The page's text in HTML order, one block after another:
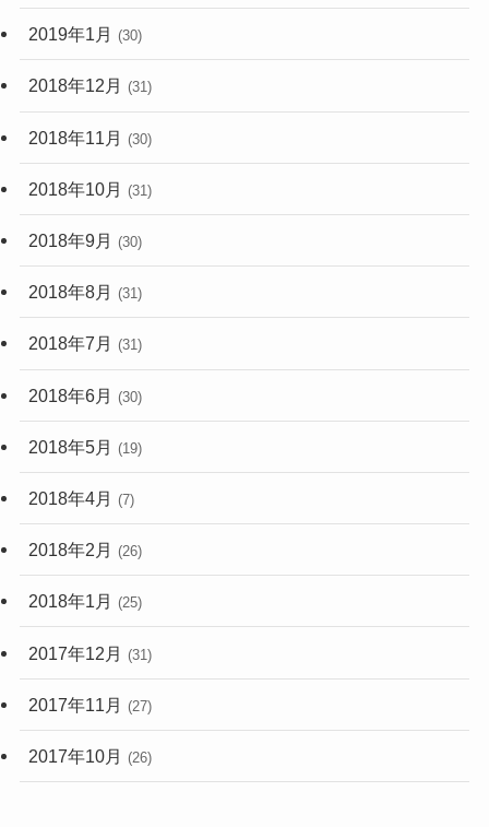
2019年1月 (30)
2018年12月 (31)
2018年11月 (30)
2018年10月 (31)
2018年9月 (30)
2018年8月 (31)
2018年7月 (31)
2018年6月 (30)
2018年5月 (19)
2018年4月 (7)
2018年2月 (26)
2018年1月 (25)
2017年12月 (31)
2017年11月 (27)
2017年10月 (26)